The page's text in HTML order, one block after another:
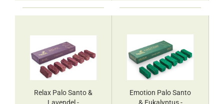
Relax Palo Santo &
Emotion Palo Santo